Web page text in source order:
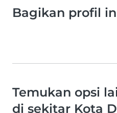
Bagikan profil
Temukan opsi
di sekitar Kota